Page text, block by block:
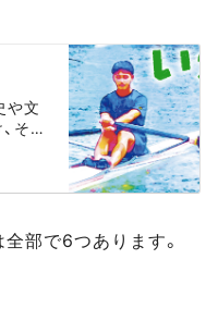
や文
その
体
「地
部で6つあります。